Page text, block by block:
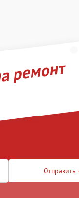
ремонт
Отправить